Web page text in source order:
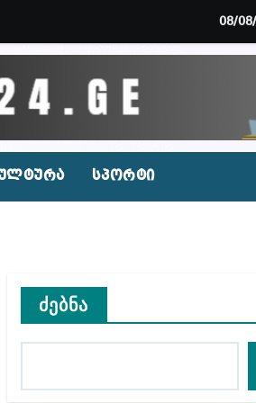
პატიმრობას ითვალისწინებს
შექმნილი რუსი
– ეკა კუპატაძე ნანუკა
საკანში მოთავსება,
ნაცვლად ცხენის ხორცი
08/
სპორტი
ძებნა